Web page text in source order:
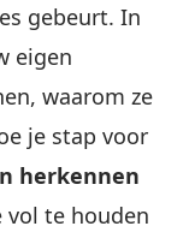
gebeurt. In
eigen
waarom ze
je stap voor
herkennen
vol te houden